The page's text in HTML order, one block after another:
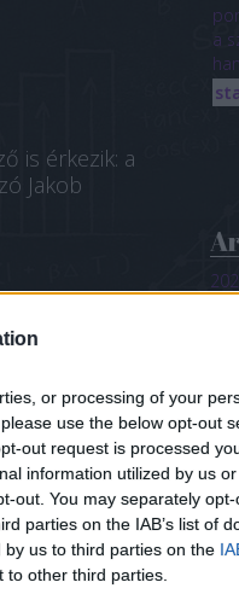
or processing of your
use the below opt-out
out request is processed
information utilized by us
out. You may separately
parties on the IAB’s list of
us to third parties on the
other third parties.
is érkezik: a
Jakob
tartása
Smitsmár
Julia
csapat
a